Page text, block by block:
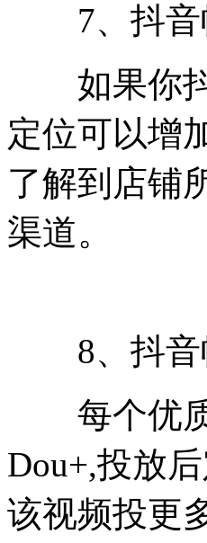
7、抖音
如果你抖
定位可以增
了解到店铺
渠道。
8、抖音
每个优质
Dou+,投放
该视频投更